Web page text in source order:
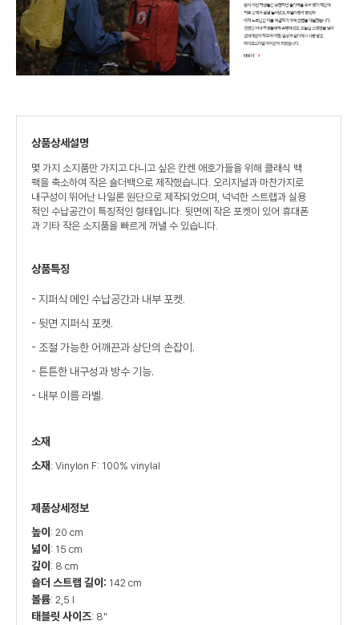
상품상세설명
몇 가지 소지품만 가지고 다니고 싶은 칸켄 애호가들을 위해 클래식 백
팩을 축소하여 작은 숄더백으로 제작했습니다. 오리지널과 마찬가지로
내구성이 뛰어난 나일론 원단으로 제작되었으며, 넉넉한 스트랩과 실용
적인 수납공간이 특징적인 형태입니다. 뒷면에 작은 포켓이 있어 휴대폰
과 기타 작은 소지품을 빠르게 꺼낼 수 있습니다.
상품특징
- 지퍼식 메인 수납공간과 내부 포켓.
- 뒷면 지퍼식 포켓.
- 조절 가능한 어깨끈과 상단의 손잡이.
- 튼튼한 내구성과 방수 기능.
- 내부 이름 라벨.
소재
소재 : Vinylon F: 100% vinylal
제품상세정보
높이 : 20 cm
넓이 : 15 cm
깊이 : 8 cm
숄더 스트랩 길이: 142 cm
볼륨: 2,5 l
태블릿 사이즈: 8"